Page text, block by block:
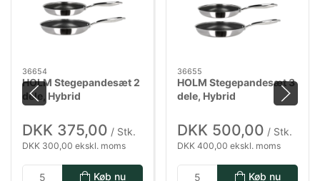
36654
HOLM Stegepandesæt 2
dele, Hybrid
DKK 375,00 / Stk.
DKK 300,00 ekskl. moms
Køb nu
36655
HOLM Stegepandesæt 3
dele, Hybrid
DKK 500,00 / Stk.
DKK 400,00 ekskl. moms
Køb nu